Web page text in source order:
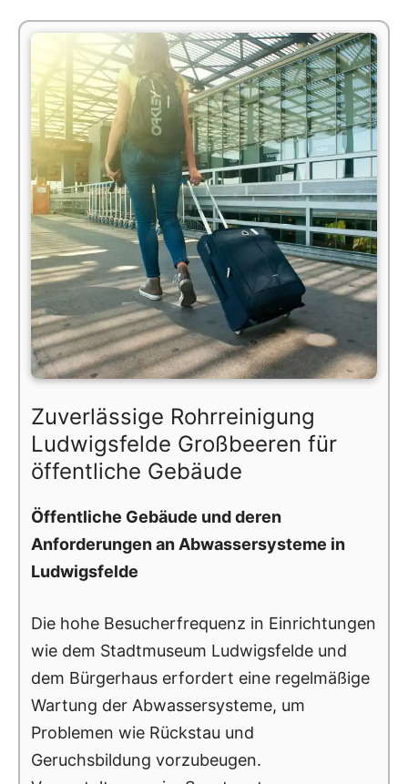
Zuverlässige Rohrreinigung
Ludwigsfelde Großbeeren für
öffentliche Gebäude
Öffentliche Gebäude und deren
Anforderungen an Abwassersysteme in
Ludwigsfelde
Die hohe Besucherfrequenz in Einrichtungen
wie dem Stadtmuseum Ludwigsfelde und
dem Bürgerhaus erfordert eine regelmäßige
Wartung der Abwassersysteme, um
Problemen wie Rückstau und
Geruchsbildung vorzubeugen.